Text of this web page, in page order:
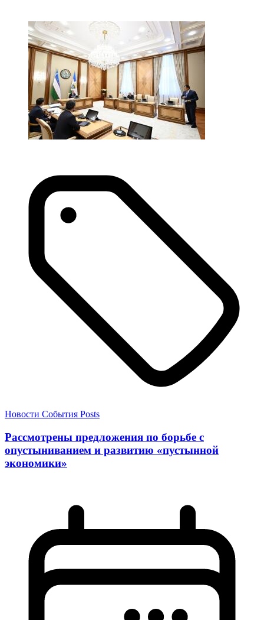
Новости События Posts
Рассмотрены предложения по борьбе с
опустыниванием и развитию «пустынной
экономики»